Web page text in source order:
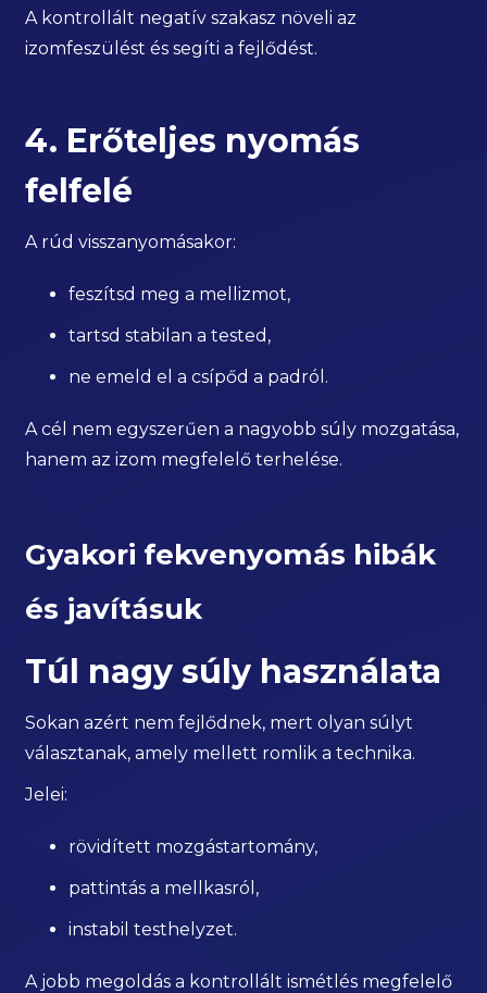
A kontrollált negatív szakasz növeli az
izomfeszülést és segíti a fejlődést.
4. Erőteljes nyomás
felfelé
A rúd visszanyomásakor:
feszítsd meg a mellizmot,
tartsd stabilan a tested,
ne emeld el a csípőd a padról.
A cél nem egyszerűen a nagyobb súly mozgatása,
hanem az izom megfelelő terhelése.
Gyakori fekvenyomás hibák
és javításuk
Túl nagy súly használata
Sokan azért nem fejlődnek, mert olyan súlyt
választanak, amely mellett romlik a technika.
Jelei:
rövidített mozgástartomány,
pattintás a mellkasról,
instabil testhelyzet.
A jobb megoldás a kontrollált ismétlés megfelelő